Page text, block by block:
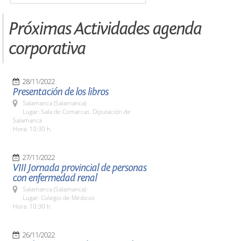
Próximas Actividades agenda
corporativa
28/11/2022
Presentación de los libros
Salamanca (Salamanca)
Lugar: Sala de Comarcas. Diputación de
Salamanca
Hora: 10:30 h.
27/11/2022
VIII Jornada provincial de personas
con enfermedad renal
Salamanca (Salamanca)
Lugar: Colegio de Médicos
Hora: 10:30 h.
26/11/2022